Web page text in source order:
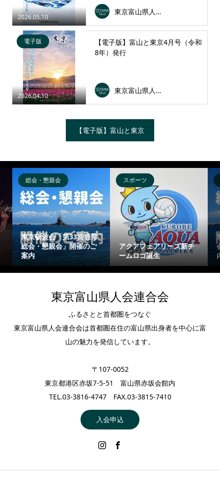
2026.05.10
東京富山県人会連合会
2026.04.10
電子版
【電子版】富山と東京4月号（令和
8年）発行
東京富山県人会連合会
【電子版】富山と東京
総会・懇親会
東京砺波会「第33回通常
総会・懇親会」開催のご
案内
スポーツ
アクアフェアリーズ新チ
ームロゴ誕生
東京富山県人会連合会
ふるさとと首都圏をつなぐ
東京富山県人会連合会は首都圏在住の富山県出身者を中心に富
山の魅力を発信しています。
〒107-0052
東京都港区赤坂7-5-51 富山県赤坂会館内
TEL.03-3816-4747 FAX.03-3815-7410
入会申込